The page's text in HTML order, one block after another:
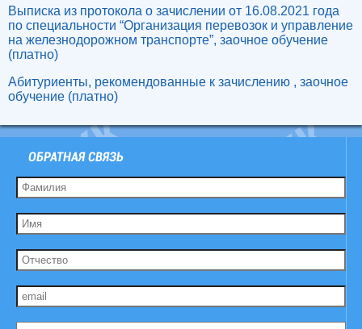
Выписка из протокола о зачислении от 16.08.2021 года
по специальности “Организация перевозок и управление
на железнодорожном транспорте”, заочное обучение
(платно)
Абитуриенты, рекомендованные к зачислению , заочное
обучение (платно)
ОБРАТНАЯ СВЯЗЬ